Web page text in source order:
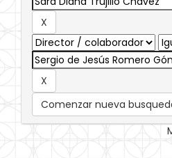
Comenzar nueva